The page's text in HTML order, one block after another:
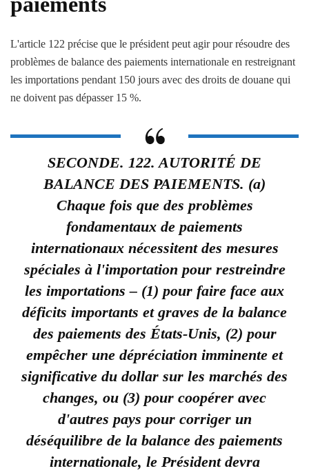
L'article 122 précise que le président peut agir pour résoudre des
problèmes de balance des paiements internationale en restreignant
les importations pendant 150 jours avec des droits de douane qui
ne doivent pas dépasser 15 %.
SECONDE. 122. AUTORITÉ DE
BALANCE DES PAIEMENTS. (a)
Chaque fois que des problèmes
fondamentaux de paiements
internationaux nécessitent des mesures
spéciales à l'importation pour restreindre
les importations – (1) pour faire face aux
déficits importants et graves de la balance
des paiements des États-Unis, (2) pour
empêcher une dépréciation imminente et
significative du dollar sur les marchés des
changes, ou (3) pour coopérer avec
d'autres pays pour corriger un
déséquilibre de la balance des paiements
internationale, le Président devra